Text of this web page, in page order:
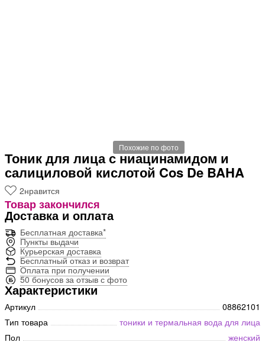
Похожие по фото
Тоник для лица с ниацинамидом и
салициловой кислотой Cos De BAHA
2нравится
Товар закончился
Доставка и оплата
Бесплатная доставка*
Пункты выдачи
Курьерская доставка
Бесплатный отказ и возврат
Оплата при получении
50 бонусов за отзыв с фото
Характеристики
Артикул
08862101
Тип товара
тоники и термальная вода для лица
Пол
женский